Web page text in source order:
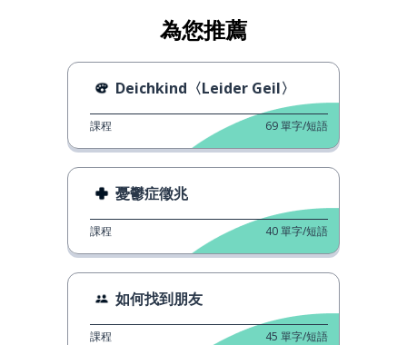
為您推薦
Deichkind〈Leider Geil〉
課程 69單字/短語
憂鬱症徵兆
課程 40單字/短語
如何找到朋友
課程 45 單字/短語